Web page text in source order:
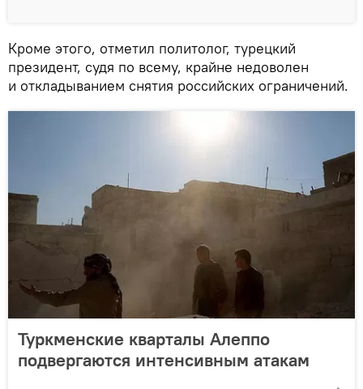
Кроме этого, отметил политолог, турецкий
президент, судя по всему, крайне недоволен
и откладыванием снятия российских ограничений.
Туркменские кварталы Алеппо
подвергаются интенсивным атакам